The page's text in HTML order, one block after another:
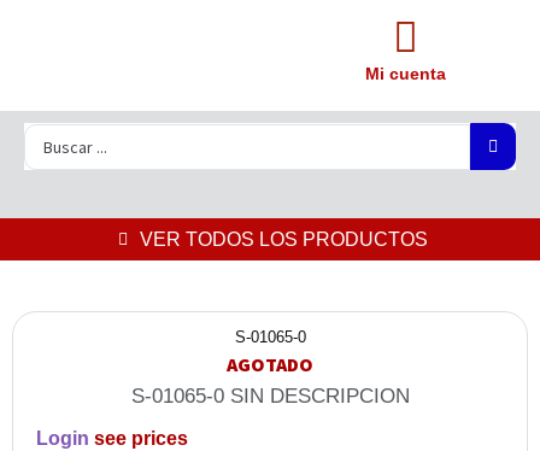
Mi cuenta
VER TODOS LOS PRODUCTOS
S-01065-0
AGOTADO
S-01065-0 SIN DESCRIPCION
Login see prices